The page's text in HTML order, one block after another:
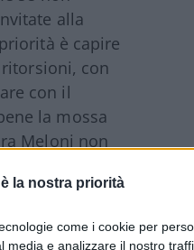
la nostra priorità
come i cookie per
e analizzare il nostro
alla
è capire
con
con il
la mossa
Meloni non